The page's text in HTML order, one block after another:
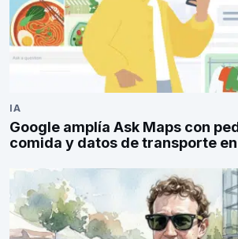
IA
Google amplía Ask Maps con
comida y datos de transporte